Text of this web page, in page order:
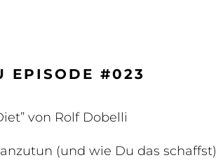
EPISODE #023
von Rolf Dobelli
(und wie Du das schaffst)